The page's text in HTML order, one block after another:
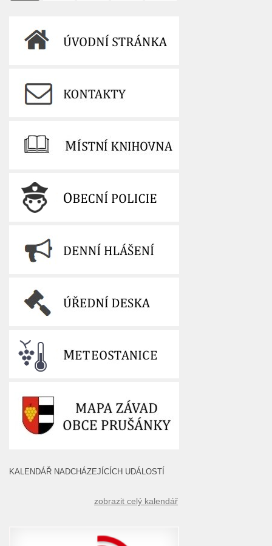
KALENDÁŘ NADCHÁZEJÍCÍCH UDÁLOSTÍ
zobrazit celý kalendář